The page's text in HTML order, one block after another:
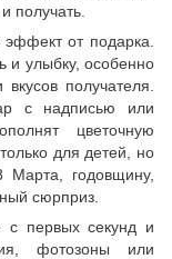
получать.
от подарка.
и улыбку, особенно
получателя.
с надписью или
цветочную
для детей, но
годовщину,
сюрприз.
с первых секунд и
фотозоны или